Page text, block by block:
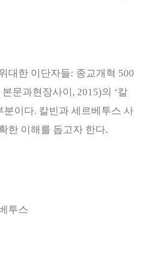
대한 이단자들: 종교개혁 500
문과현장사이, 2015)의 ‘칼
분이다. 칼빈과 세르베투스 사
한 이해를 돕고자 한다.
투스